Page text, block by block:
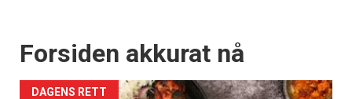
Forsiden akkurat nå
DAGENS RETT